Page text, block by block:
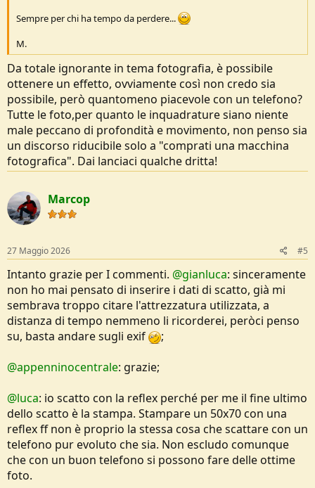
Sempre per chi ha tempo da perdere...
M.
Da totale ignorante in tema fotografia, è possibile
ottenere un effetto, ovviamente così non credo sia
possibile, però quantomeno piacevole con un telefono?
Tutte le foto,per quanto le inquadrature siano niente
male peccano di profondità e movimento, non penso sia
un discorso riducibile solo a "comprati una macchina
fotografica". Dai lanciaci qualche dritta!
Marcop
27 Maggio 2026 #5
Intanto grazie per I commenti. @gianluca: sinceramente
non ho mai pensato di inserire i dati di scatto, già mi
sembrava troppo citare l'attrezzatura utilizzata, a
distanza di tempo nemmeno li ricorderei, peròci penso
su, basta andare sugli exif
;
@appenninocentrale: grazie;
@luca: io scatto con la reflex perché per me il fine ultimo
dello scatto è la stampa. Stampare un 50x70 con una
reflex ff non è proprio la stessa cosa che scattare con un
telefono pur evoluto che sia. Non escludo comunque
che con un buon telefono si possono fare delle ottime
foto.